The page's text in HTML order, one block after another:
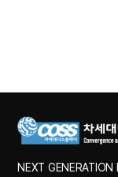
NEXT GENERATION